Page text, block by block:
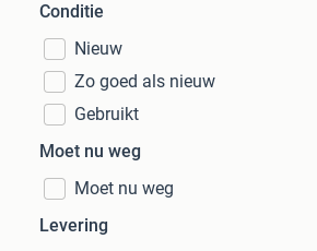
Conditie
Nieuw
Zo goed als nieuw
Gebruikt
Moet nu weg
Moet nu weg
Levering